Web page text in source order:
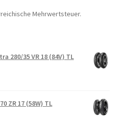
Mehrwertsteuer.
280/35 VR 18 (84V) TL
ZR 17 (58W) TL